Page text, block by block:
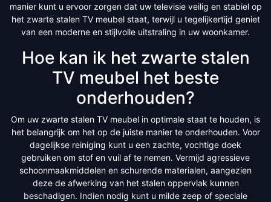
manier kunt u ervoor zorgen dat uw televisie veilig en stabiel op
het zwarte stalen TV meubel staat, terwijl u tegelijkertijd geniet
van een moderne en stijlvolle uitstraling in uw woonkamer.
Hoe kan ik het zwarte stalen
TV meubel het beste
onderhouden?
Om uw zwarte stalen TV meubel in optimale staat te houden, is
het belangrijk om het op de juiste manier te onderhouden. Voor
dagelijkse reiniging kunt u een zachte, vochtige doek
gebruiken om stof en vuil af te nemen. Vermijd agressieve
schoonmaakmiddelen en schurende materialen, aangezien
deze de afwerking van het stalen oppervlak kunnen
beschadigen. Indien nodig kunt u milde zeep of speciale